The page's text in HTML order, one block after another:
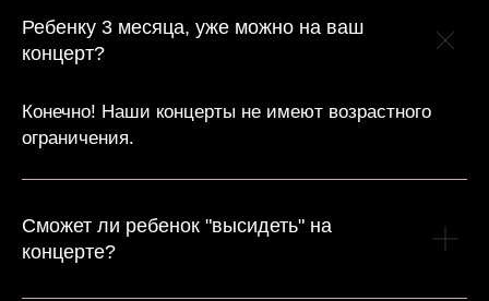
Ребенку 3 месяца, уже можно на ваш
концерт?
Конечно! Наши концерты не имеют возрастного
ограничения.
Сможет ли ребенок "высидеть" на
концерте?